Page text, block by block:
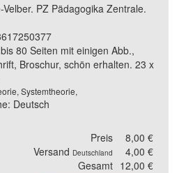
Velber. PZ Pädagogika Zentrale.
80 Seiten mit einigen Abb.,
Broschur, schön erhalten. 23 x
Systemtheorie,
Deutsch
Preis
8,00 €
Versand Deutschland
4,00 €
Gesamt 12,00 €